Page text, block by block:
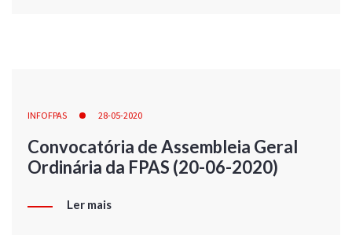
INFOFPAS 28-05-2020
Convocatória de Assembleia Geral
Ordinária da FPAS (20-06-2020)
Ler mais